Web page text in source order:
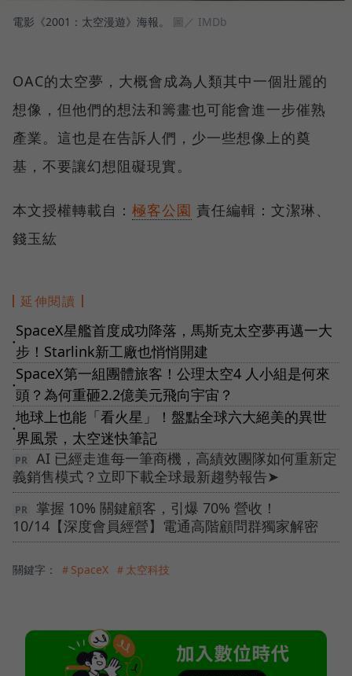
電影《2001：太空漫遊》海報。 圖／ IMDb
OAC的太空夢，大概會成為人類其中一個壯麗的
想像，但他們的想法和籌畫也可能會進一步催熟
產業。這也是在告訴人們，少一些想像上的奠
基，不要讓幻想阻礙現實。
本文授權轉載自： 極客公園 責任編輯：文潔琳、
錢玉紘
延伸閱讀
●
SpaceX星艦首度成功降落，馬斯克太空夢再邁一大
步！Starlink新工廠也悄悄開建
●
SpaceX第一組團體旅客！公理太空4 人小組是何來
頭？為何重砸2.2億美元飛向宇宙？
●
地球上也能「看火星」！盤點全球六大絕美的異世
界風景，太空迷快筆記
AI 已經走進每一筆商機，高績效團隊如何重新定
義銷售模式？立即下載全球最新趨勢報告➤
掌握 10% 關鍵顧客，引爆 70% 營收！
10/14【深度會員經營】電通高階顧問群獨家解密
關鍵字： ＃SpaceX ＃太空科技